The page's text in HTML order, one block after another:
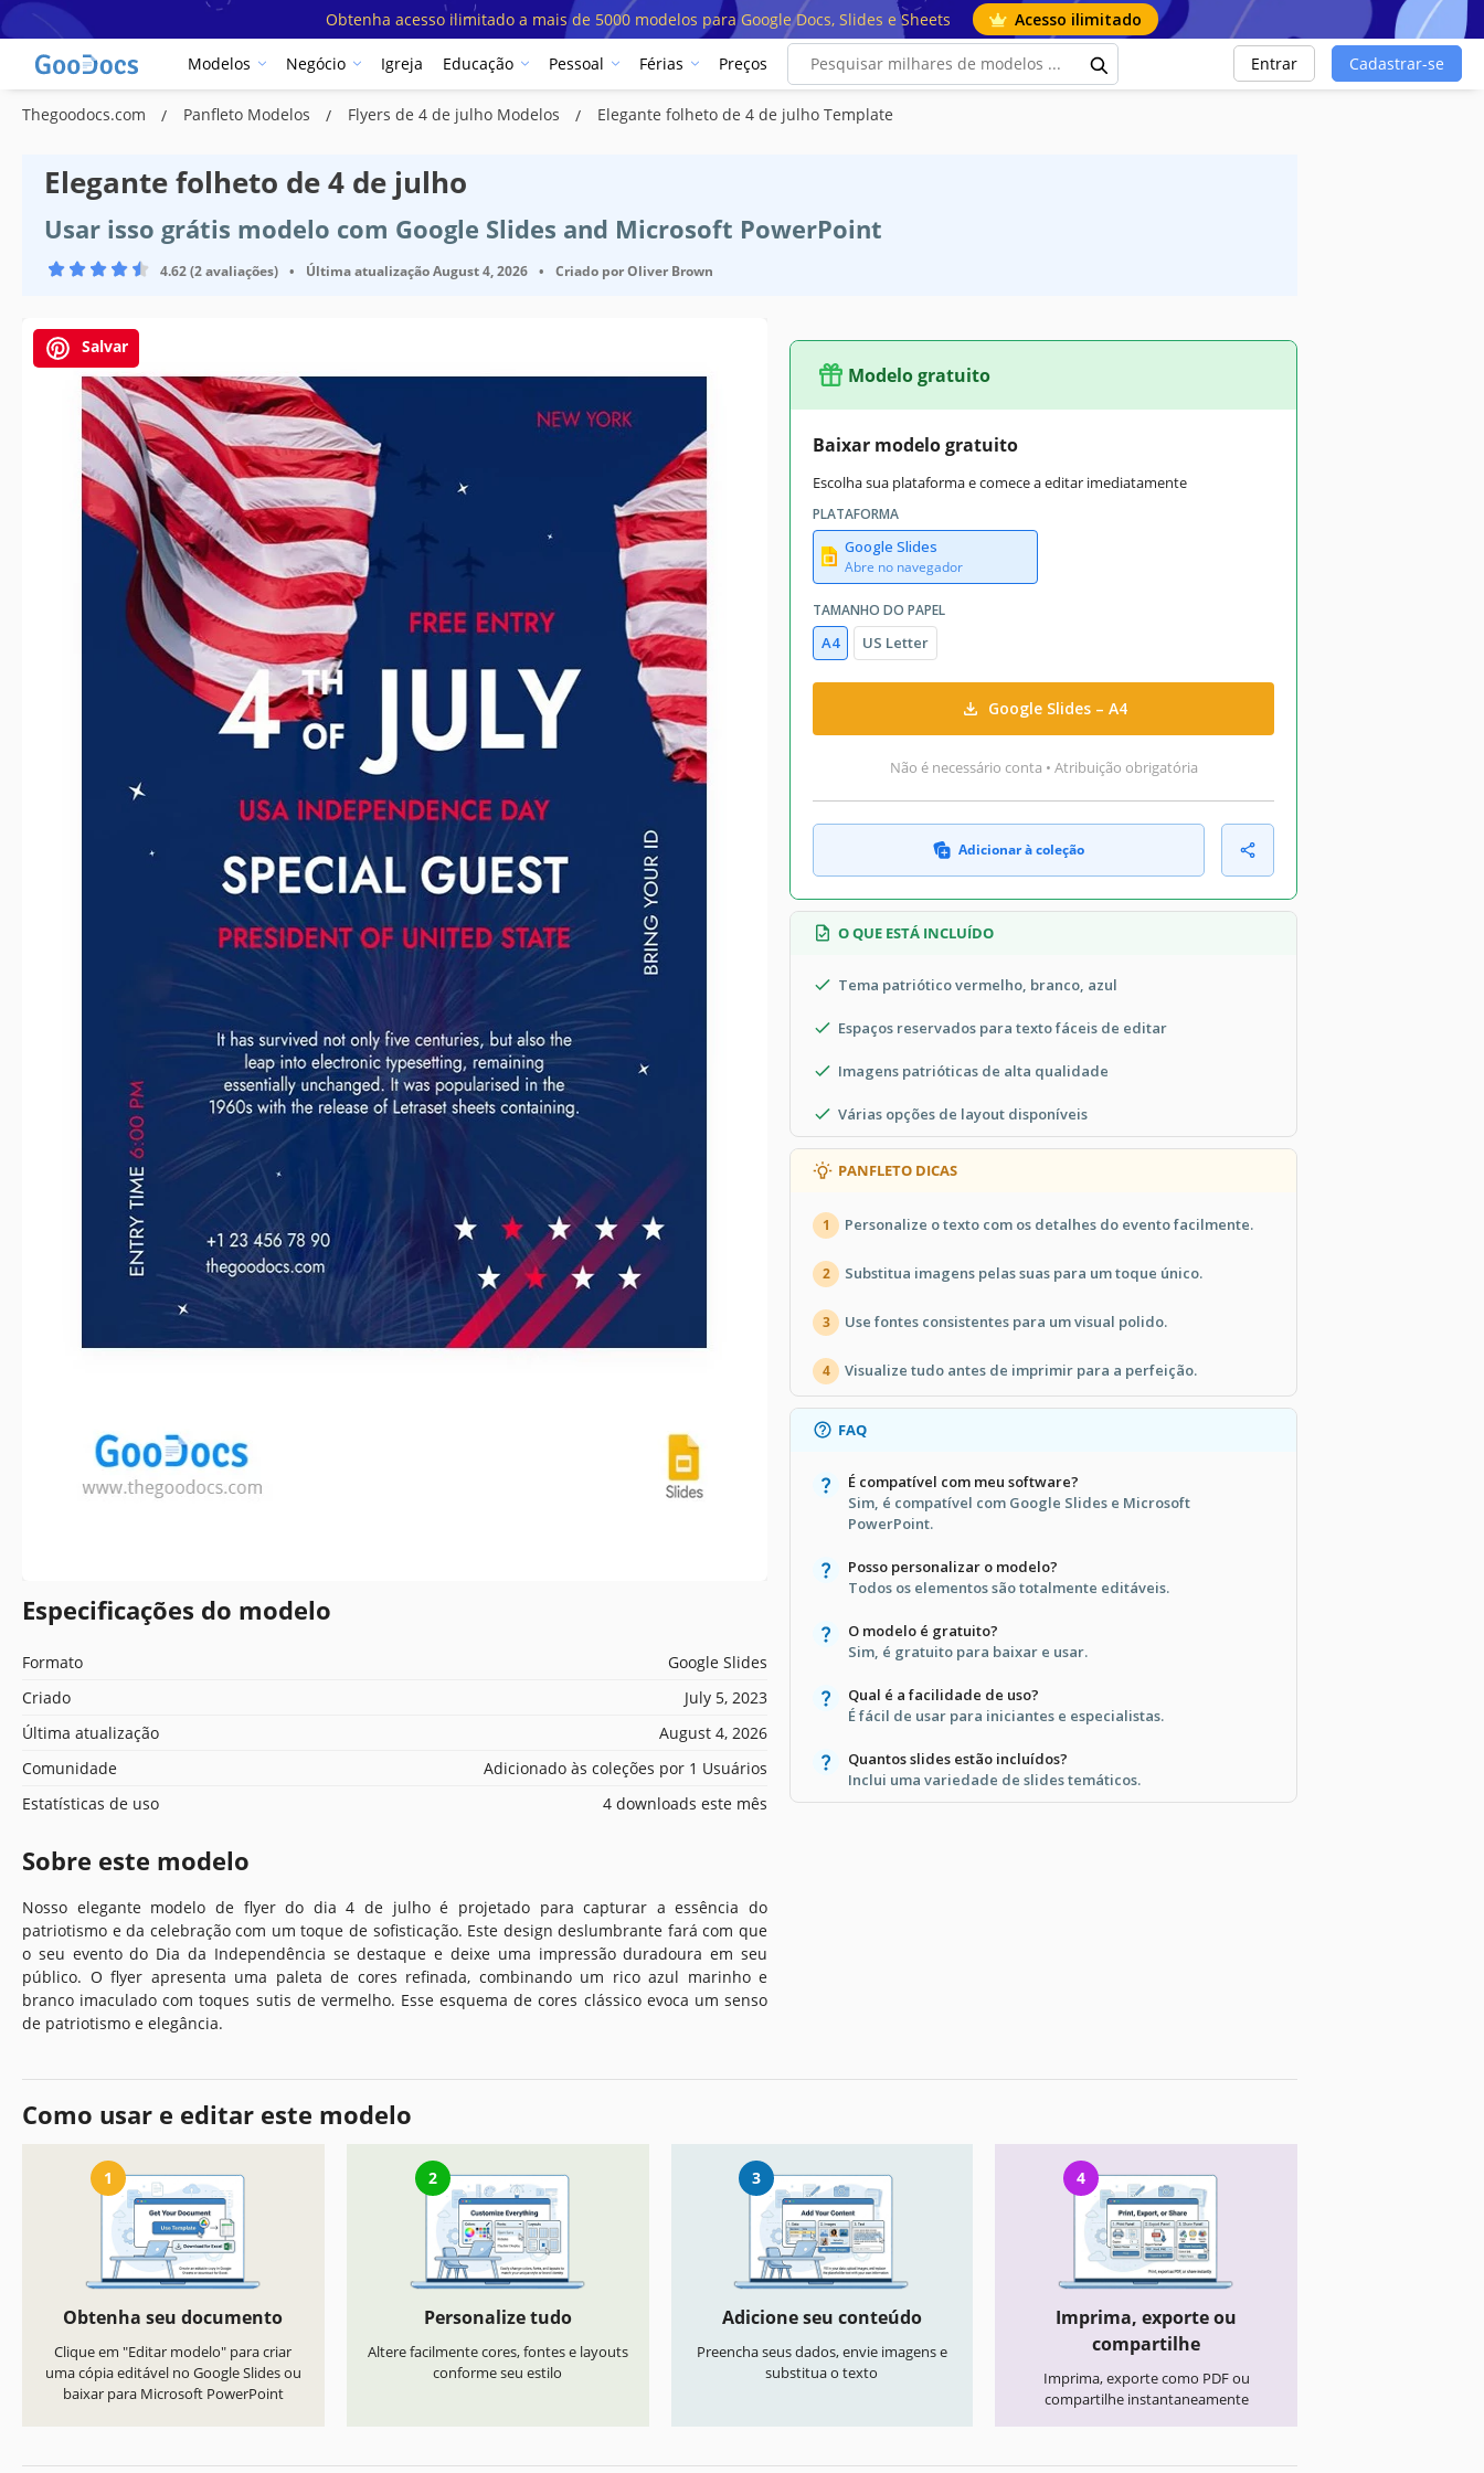
Obtenha acesso ilimitado a mais de 5000 modelos para Google Docs, Slides e Sheets Acesso ilimitado
Modelos Negócio Igreja Educação Pessoal Férias Preços Entrar Cadastrar-se
Thegoodocs.com Panfleto Modelos Flyers de 4 de julho Modelos Elegante folheto de 4 de julho Template
Elegante folheto de 4 de julho
Usar isso grátis modelo com Google Slides and Microsoft PowerPoint
4.62 (2 avaliações) • Última atualizaçãoAugust 4, 2026 • Criado porOliver Brown
Salvar
Especificações do modelo
Formato
Google Slides
Criado
July 5, 2023
Última atualização
August 4, 2026
Comunidade
Adicionado às coleções por 1 Usuários
Estatísticas de uso
4 downloads este mês
Sobre este modelo
Nosso elegante modelo de flyer do dia 4 de julho é projetado para capturar a essência do
patriotismo e da celebração com um toque de sofisticação. Este design deslumbrante fará com que
o seu evento do Dia da Independência se destaque e deixe uma impressão duradoura em seu
público. O flyer apresenta uma paleta de cores refinada, combinando um rico azul marinho e
branco imaculado com toques sutis de vermelho. Esse esquema de cores clássico evoca um senso
de patriotismo e elegância.
Modelo gratuito
Baixar modelo gratuito
Escolha sua plataforma e comece a editar imediatamente
PLATAFORMA
Google Slides
Abre no navegador
TAMANHO DO PAPEL
A4 US Letter
Google Slides – A4
Não é necessário conta • Atribuição obrigatória
Adicionar à coleção
O QUE ESTÁ INCLUÍDO
Tema patriótico vermelho, branco, azul
Espaços reservados para texto fáceis de editar
Imagens patrióticas de alta qualidade
Várias opções de layout disponíveis
PANFLETO DICAS
1 Personalize o texto com os detalhes do evento facilmente.
2 Substitua imagens pelas suas para um toque único.
3 Use fontes consistentes para um visual polido.
4 Visualize tudo antes de imprimir para a perfeição.
FAQ
É compatível com meu software?
Sim, é compatível com Google Slides e Microsoft
PowerPoint.
Posso personalizar o modelo?
Todos os elementos são totalmente editáveis.
O modelo é gratuito?
Sim, é gratuito para baixar e usar.
Qual é a facilidade de uso?
É fácil de usar para iniciantes e especialistas.
Quantos slides estão incluídos?
Inclui uma variedade de slides temáticos.
Como usar e editar este modelo
1
Obtenha seu documento
Clique em "Editar modelo" para criar
uma cópia editável no Google Slides ou
baixar para Microsoft PowerPoint
2
Personalize tudo
Altere facilmente cores, fontes e layouts
conforme seu estilo
3
Adicione seu conteúdo
Preencha seus dados, envie imagens e
substitua o texto
4
Imprima, exporte ou
compartilhe
Imprima, exporte como PDF ou
compartilhe instantaneamente